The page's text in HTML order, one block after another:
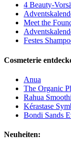
4 Beauty-
Meet the
Festes
Cosmeterie
Anua
The Organic
Rahua
Kérastase
Bondi Sands
Neuheiten: